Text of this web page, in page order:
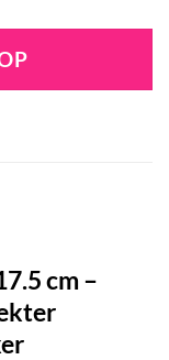
cm –